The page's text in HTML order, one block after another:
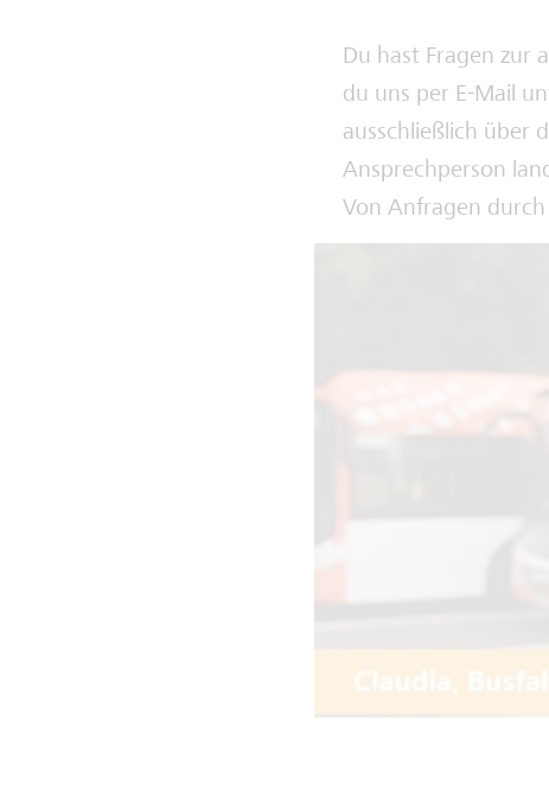
Du hast Fragen zur
du uns per E-Mail
ausschließlich über
Ansprechperson
Von Anfragen